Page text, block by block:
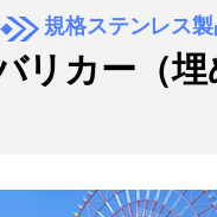
規格ステンレス
リカー（